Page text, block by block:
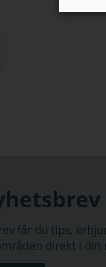
får du tips,
direkt i din